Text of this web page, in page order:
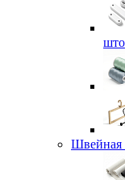
Швейная